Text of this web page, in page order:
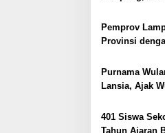
Pemprov
Provinsi
Purnama
Lansia, Ajak
401 Siswa
Tahun Ajaran